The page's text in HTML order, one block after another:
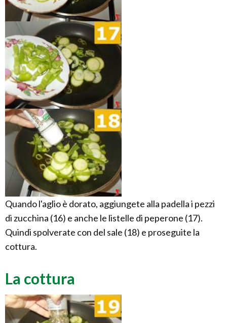
Quando l'aglio è dorato, aggiungete alla padella i pezzi
di zucchina (16) e anche le listelle di peperone (17).
Quindi spolverate con del sale (18) e proseguite la
cottura.
La cottura